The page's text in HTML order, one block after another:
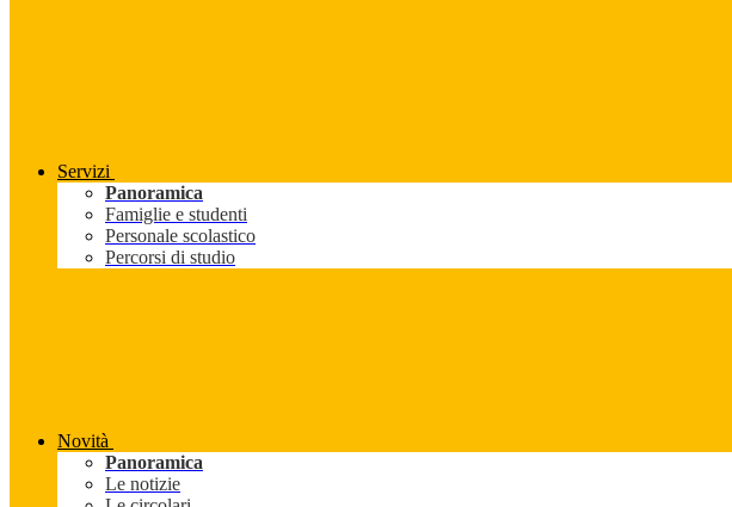
Servizi
Panoramica
Famiglie e studenti
Personale scolastico
Percorsi di studio
Novità
Panoramica
Le notizie